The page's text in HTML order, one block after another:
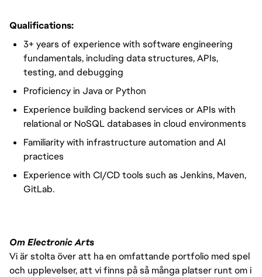
Qualifications:
3+ years of experience with software engineering
fundamentals, including data structures, APIs,
testing, and debugging
Proficiency in Java or Python
Experience building backend services or APIs with
relational or NoSQL databases in cloud environments
Familiarity with infrastructure automation and AI
practices
Experience with CI/CD tools such as Jenkins, Maven,
GitLab.
Om Electronic Arts
Vi är stolta över att ha en omfattande portfolio med spel
och upplevelser, att vi finns på så många platser runt om i